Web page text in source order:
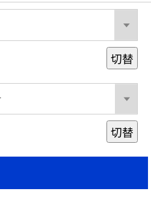
切替
切替